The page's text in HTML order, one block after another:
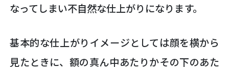
なってしまい不自然な仕上がりになります。
基本的な仕上がりイメージとしては顔を横から
見たときに、額の真ん中あたりかその下のあた